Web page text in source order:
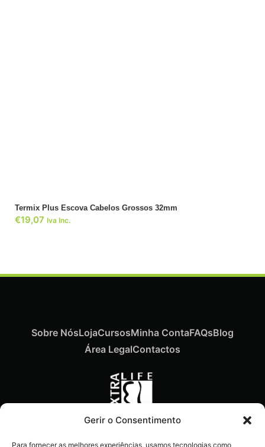
Gerir o Consentimento
Para fornecer as melhores experiências, usamos tecnologias como
Termix Plus Escova Cabelos Grossos 32mm
€19,07 Iva Inc.
Sobre NósLojaCursosMinha ContaFAQsBlog
Área LegalContactos